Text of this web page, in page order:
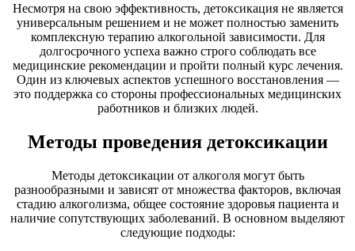
Несмотря на свою эффективность, детоксикация не является
универсальным решением и не может полностью заменить
комплексную терапию алкогольной зависимости. Для
долгосрочного успеха важно строго соблюдать все
медицинские рекомендации и пройти полный курс лечения.
Один из ключевых аспектов успешного восстановления —
это поддержка со стороны профессиональных медицинских
работников и близких людей.
Методы проведения детоксикации
Методы детоксикации от алкоголя могут быть
разнообразными и зависят от множества факторов, включая
стадию алкоголизма, общее состояние здоровья пациента и
наличие сопутствующих заболеваний. В основном выделяют
следующие подходы: